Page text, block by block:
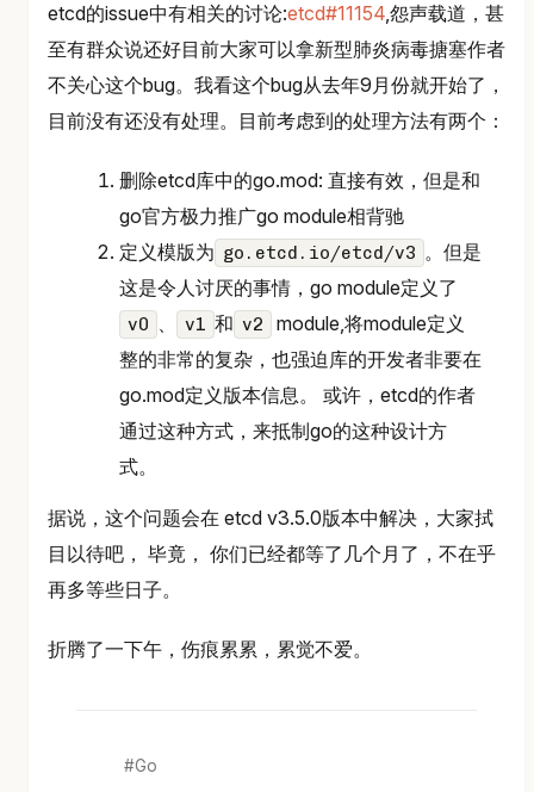
etcd的issue中有相关的讨论:etcd#11154,怨声载道，甚
至有群众说还好目前大家可以拿新型肺炎病毒搪塞作者
不关心这个bug。我看这个bug从去年9月份就开始了，
目前没有还没有处理。目前考虑到的处理方法有两个：
删除etcd库中的go.mod: 直接有效，但是和
go官方极力推广go module相背驰
定义模版为 go.etcd.io/etcd/v3 。但是
这是令人讨厌的事情，go module定义了
v0 、 v1 和 v2
module,将module定义
整的非常的复杂，也强迫库的开发者非要在
go.mod定义版本信息。 或许，etcd的作者
通过这种方式，来抵制go的这种设计方
式。
据说，这个问题会在 etcd v3.5.0版本中解决，大家拭
目以待吧， 毕竟， 你们已经都等了几个月了，不在乎
再多等些日子。
折腾了一下午，伤痕累累，累觉不爱。
Go